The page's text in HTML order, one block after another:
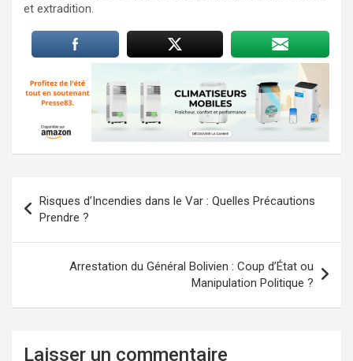
et extradition.
de
l’article
Risques d’Incendies dans le Var : Quelles Précautions
Prendre ?
Arrestation du Général Bolivien : Coup d’État ou
Manipulation Politique ?
Laisser un commentaire